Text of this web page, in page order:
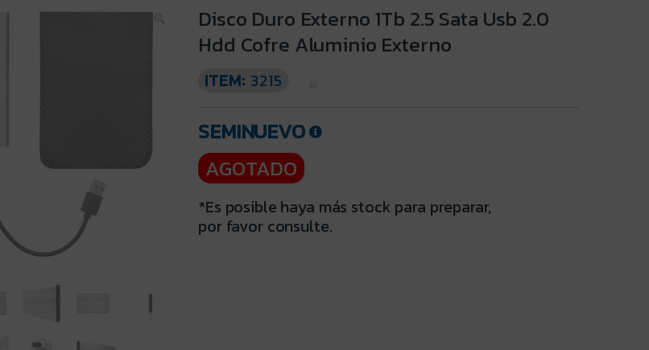
Disco Duro Externo 1Tb 2.5 Sata Usb 2.0
Hdd Cofre Aluminio Externo
ITEM: 3215
SEMINUEVO
AGOTADO
*Es posible haya más stock para preparar,
por favor consulte.